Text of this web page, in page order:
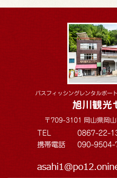
バスフィッシングレンタルボー
旭川観光
〒709-3101 岡山県岡
TEL
0867-22-
携帯電話
090-9504-